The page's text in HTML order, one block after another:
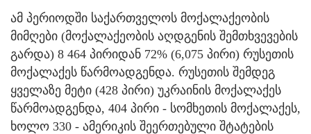
ამ პერიოდში საქართველოს მოქალაქეობის
მიმღები (მოქალაქეობის აღდგენის შემთხვევების
გარდა) 8 464 პირიდან 72% (6,075 პირი) რუსეთის
მოქალაქეს წარმოადგენდა. რუსეთის შემდეგ
ყველაზე მეტი (428 პირი) უკრაინის მოქალაქეს
წარმოადგენდა, 404 პირი - სომხეთის მოქალაქეს,
ხოლო 330 - ამერიკის შეერთებული შტატების